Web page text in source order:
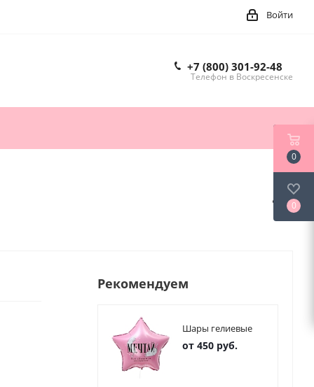
Войти
+7 (800) 301-92-48
Телефон в Воскресенске
Рекомендуем
Шары гелиевые
от 450 руб.
0
0